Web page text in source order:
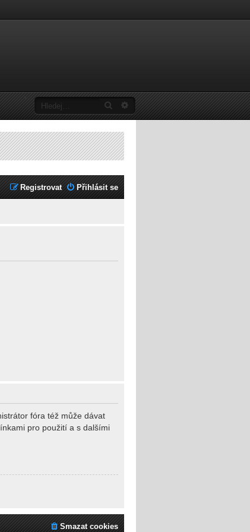
HledatPokročilé hledání
Přihlásit se
Registrovat
fóra též může dávat
pro použití a s dalšími
Smazat cookies